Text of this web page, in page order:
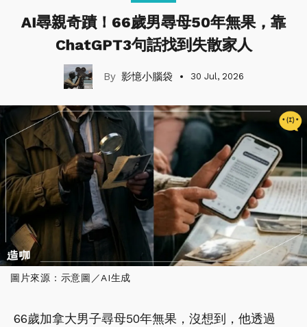
AI尋親奇蹟！66歲男尋母50年無果，靠
ChatGPT3句話找到失散家人
影憶小腦袋 30 Jul, 2026
圖片來源：示意圖／AI生成
66歲加拿大男子尋母50年無果，沒想到，他透過